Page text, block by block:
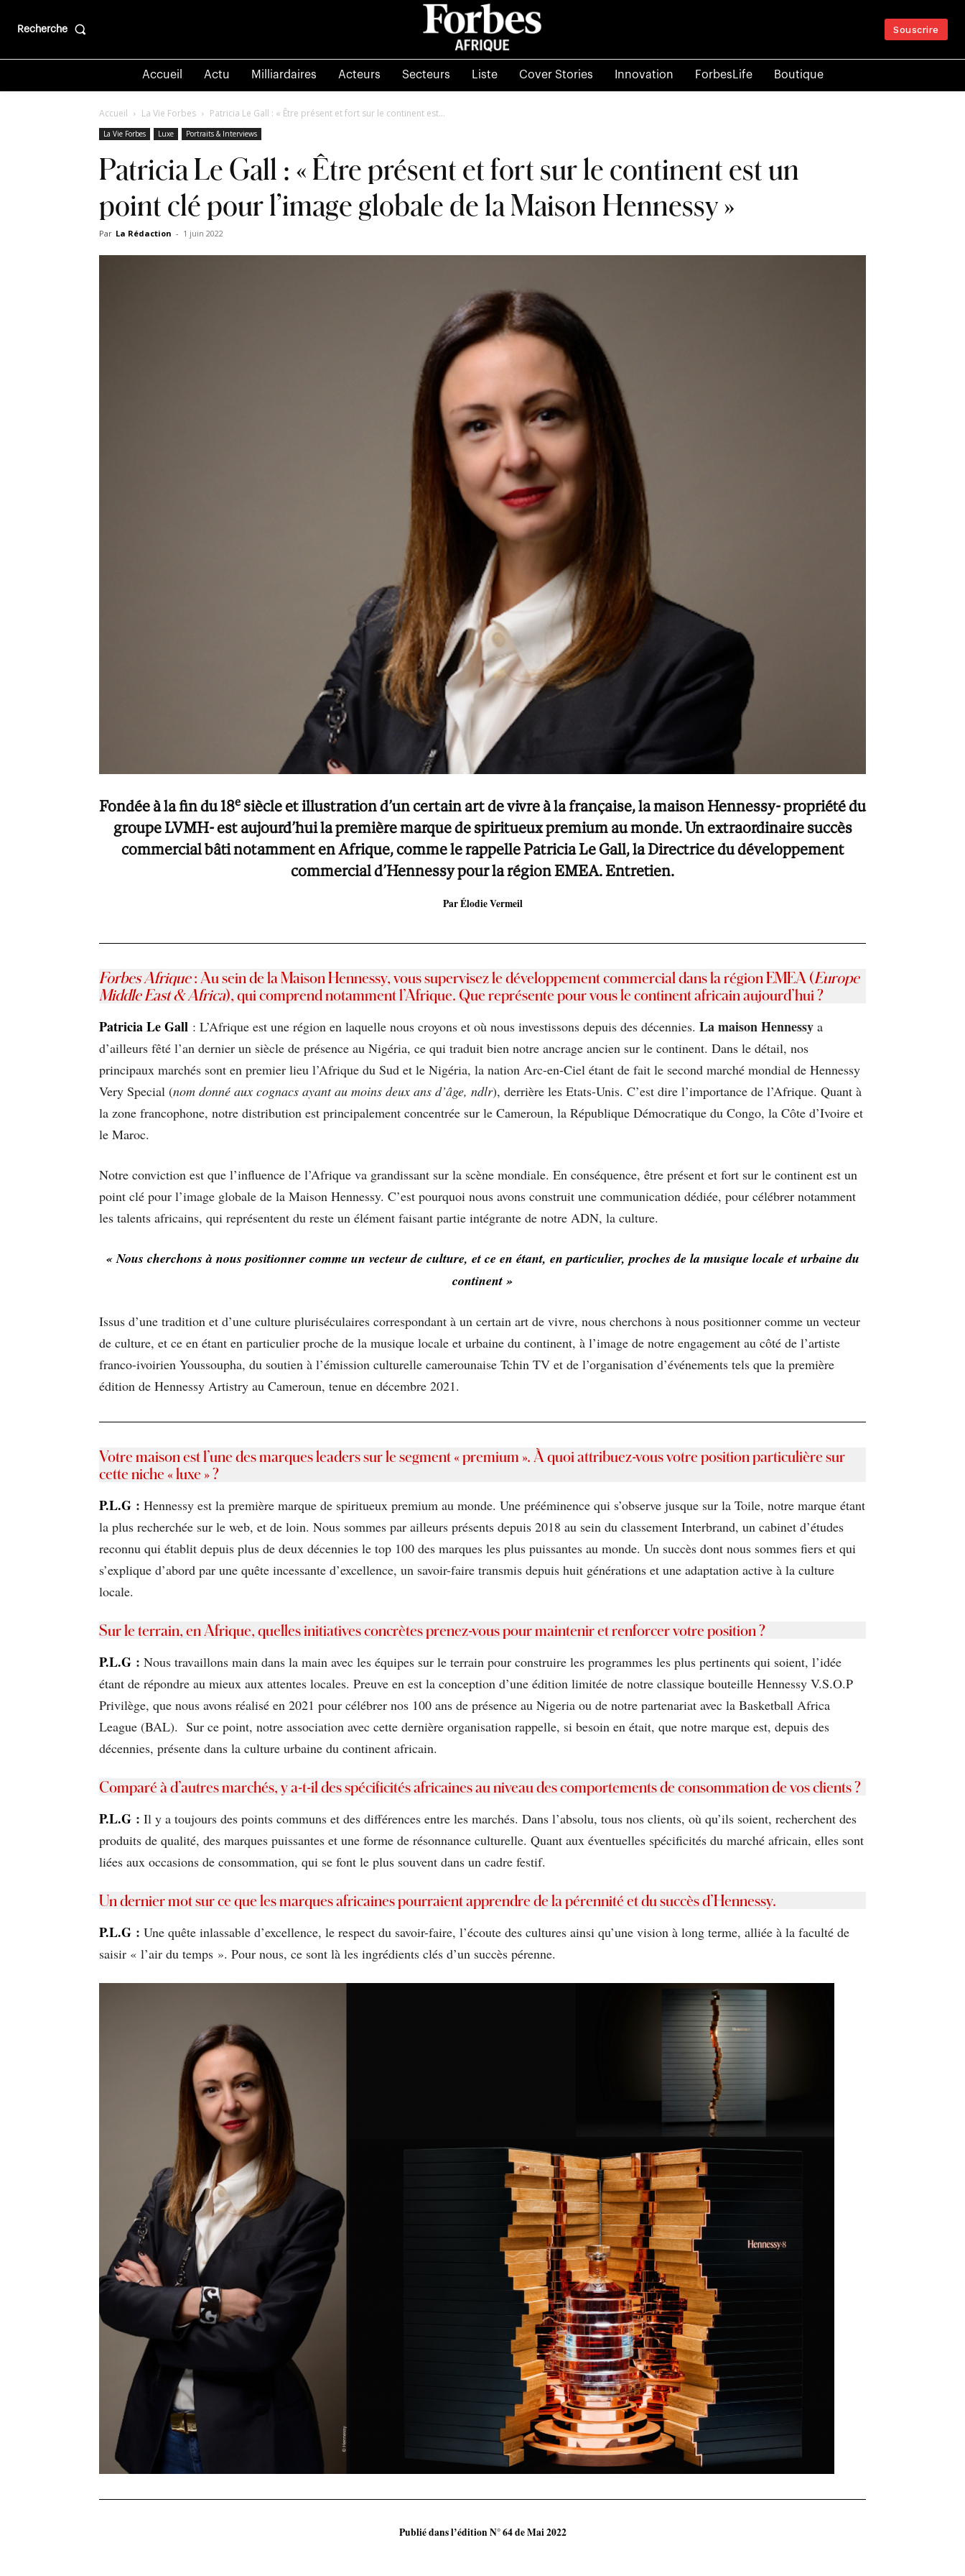
Recherche Souscrire
Accueil Actu Milliardaires Acteurs Secteurs Liste Cover Stories Innovation ForbesLife Boutique
Accueil La Vie Forbes Patricia Le Gall : « Être présent et fort sur le continent est...
La Vie Forbes Luxe Portraits & Interviews
Patricia Le Gall : « Être présent et fort sur le continent est un
point clé pour l’image globale de la Maison Hennessy »
Par La Rédaction - 1 juin 2022
Fondée à la fin du 18e siècle et illustration d’un certain art de vivre à la française, la maison Hennessy- propriété du
groupe LVMH- est aujourd’hui la première marque de spiritueux premium au monde. Un extraordinaire succès
commercial bâti notamment en Afrique, comme le rappelle Patricia Le Gall, la Directrice du développement
commercial d’Hennessy pour la région EMEA. Entretien.
Par Élodie Vermeil
Forbes Afrique: Au sein de la Maison Hennessy, vous supervisez le développement commercial dans la région EMEA (Europe
Middle East & Africa), qui comprend notamment l’Afrique. Que représente pour vous le continent africain aujourd’hui ?
Patricia Le Gall : L’Afrique est une région en laquelle nous croyons et où nous investissons depuis des décennies. La maison Hennessy a
d’ailleurs fêté l’an dernier un siècle de présence au Nigéria, ce qui traduit bien notre ancrage ancien sur le continent. Dans le détail, nos
principaux marchés sont en premier lieu l’Afrique du Sud et le Nigéria, la nation Arc-en-Ciel étant de fait le second marché mondial de Hennessy
Very Special (nom donné aux cognacs ayant au moins deux ans d’âge, ndlr), derrière les Etats-Unis. C’est dire l’importance de l’Afrique. Quant à
la zone francophone, notre distribution est principalement concentrée sur le Cameroun, la République Démocratique du Congo, la Côte d’Ivoire et
le Maroc.
Notre conviction est que l’influence de l’Afrique va grandissant sur la scène mondiale. En conséquence, être présent et fort sur le continent est un
point clé pour l’image globale de la Maison Hennessy. C’est pourquoi nous avons construit une communication dédiée, pour célébrer notamment
les talents africains, qui représentent du reste un élément faisant partie intégrante de notre ADN, la culture.
« Nous cherchons à nous positionner comme un vecteur de culture, et ce en étant, en particulier, proches de la musique locale et urbaine du
continent »
Issus d’une tradition et d’une culture pluriséculaires correspondant à un certain art de vivre, nous cherchons à nous positionner comme un vecteur
de culture, et ce en étant en particulier proche de la musique locale et urbaine du continent, à l’image de notre engagement au côté de l’artiste
franco-ivoirien Youssoupha, du soutien à l’émission culturelle camerounaise Tchin TV et de l’organisation d’événements tels que la première
édition de Hennessy Artistry au Cameroun, tenue en décembre 2021.
Votre maison est l’une des marques leaders sur le segment « premium ». À quoi attribuez-vous votre position particulière sur
cette niche « luxe » ?
P.L.G : Hennessy est la première marque de spiritueux premium au monde. Une prééminence qui s’observe jusque sur la Toile, notre marque étant
la plus recherchée sur le web, et de loin. Nous sommes par ailleurs présents depuis 2018 au sein du classement Interbrand, un cabinet d’études
reconnu qui établit depuis plus de deux décennies le top 100 des marques les plus puissantes au monde. Un succès dont nous sommes fiers et qui
s’explique d’abord par une quête incessante d’excellence, un savoir-faire transmis depuis huit générations et une adaptation active à la culture
locale.
Sur le terrain, en Afrique, quelles initiatives concrètes prenez-vous pour maintenir et renforcer votre position ?
P.L.G : Nous travaillons main dans la main avec les équipes sur le terrain pour construire les programmes les plus pertinents qui soient, l’idée
étant de répondre au mieux aux attentes locales. Preuve en est la conception d’une édition limitée de notre classique bouteille Hennessy V.S.O.P
Privilège, que nous avons réalisé en 2021 pour célébrer nos 100 ans de présence au Nigeria ou de notre partenariat avec la Basketball Africa
League (BAL). Sur ce point, notre association avec cette dernière organisation rappelle, si besoin en était, que notre marque est, depuis des
décennies, présente dans la culture urbaine du continent africain.
Comparé à d’autres marchés, y a-t-il des spécificités africaines au niveau des comportements de consommation de vos clients ?
P.L.G : Il y a toujours des points communs et des différences entre les marchés. Dans l’absolu, tous nos clients, où qu’ils soient, recherchent des
produits de qualité, des marques puissantes et une forme de résonnance culturelle. Quant aux éventuelles spécificités du marché africain, elles sont
liées aux occasions de consommation, qui se font le plus souvent dans un cadre festif.
Un dernier mot sur ce que les marques africaines pourraient apprendre de la pérennité et du succès d’Hennessy.
P.L.G : Une quête inlassable d’excellence, le respect du savoir-faire, l’écoute des cultures ainsi qu’une vision à long terme, alliée à la faculté de
saisir « l’air du temps ». Pour nous, ce sont là les ingrédients clés d’un succès pérenne.
Publié dans l’édition N° 64 de Mai 2022